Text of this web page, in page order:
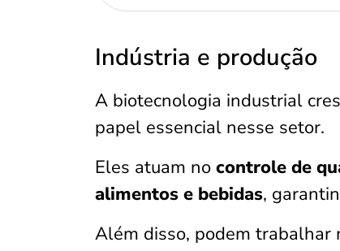
Indústria e produção
A biotecnologia industrial
papel essencial nesse setor.
Eles atuam no controle de
alimentos e bebidas,
Além disso, podem trabalhar